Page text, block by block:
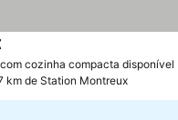
cozinha compacta disponível
km de Station Montreux